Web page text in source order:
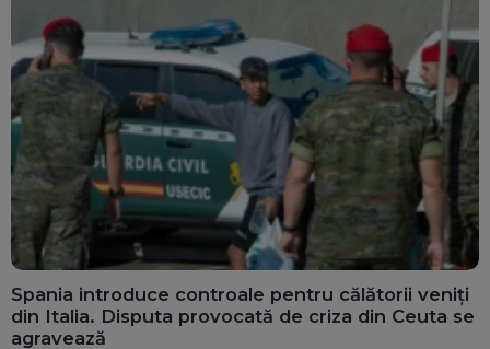
Spania introduce controale pentru călătorii veniți
din Italia. Disputa provocată de criza din Ceuta se
agravează